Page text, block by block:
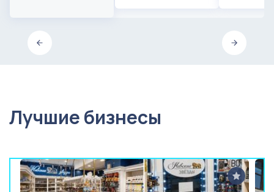
Лучшие бизнесы